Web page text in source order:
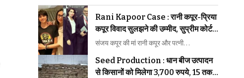
Rani Kapoor Case : रानी कपूर-प्रिया
कपूर विवाद सुलझने की उम्मीद, सुप्रीम कोर्ट ने
मध्यस्थता पर जताया भरोसा
संजय कपूर की मां रानी कपूर और पत्नी…
Seed Production : धान बीज उत्पादन
से किसानों को मिलेगा 3,700 रुपये, 15 तक